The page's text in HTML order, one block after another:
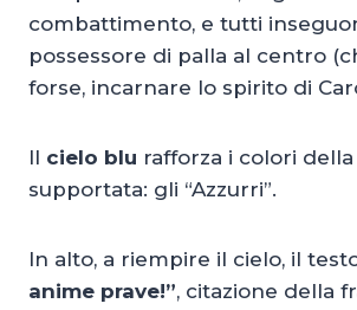
combattimento, e tutti
possessore di palla al centro
forse, incarnare lo spirito di
Il cielo blu rafforza i colori
supportata: gli “Azzurri”.
In alto, a riempire il cielo, il
anime prave!”, citazione della